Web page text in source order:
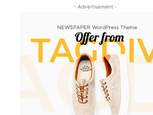
- Advertisement -